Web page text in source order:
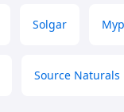
Solgar
Source Naturals